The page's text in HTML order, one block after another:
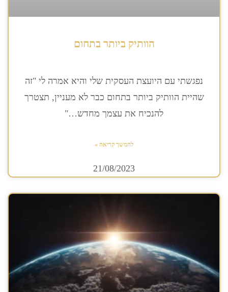
הוותיק ביותר בתחום
נפגשתי עם היועצת העסקית שלי והיא אמרה לי "זה
שהיית הוותיק ביותר בתחום כבר לא מעניין, תצטרך
להנכיח את עצמך מחדש…"
להמשך קריאה »
21/08/2023